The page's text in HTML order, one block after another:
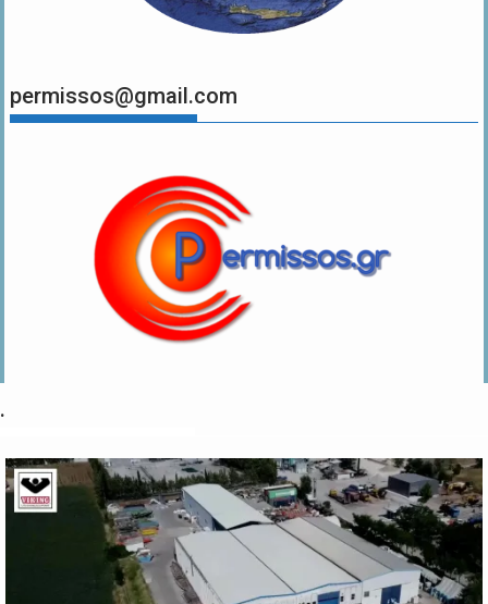
permissos@gmail.com
.